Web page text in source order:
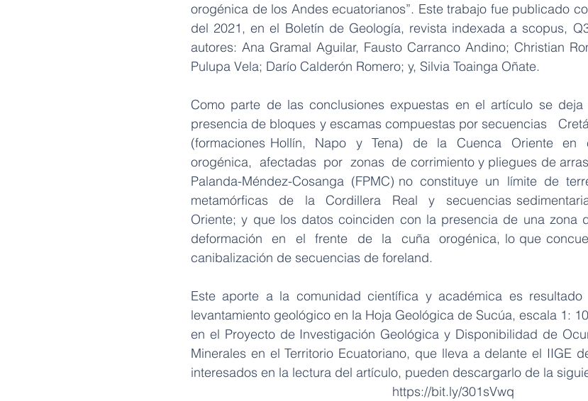
orogénica de los Andes ecuatorianos”. Este trabajo fue publicado
del 2021, en el Boletín de Geología, revista indexada a scopus,
autores: Ana Gramal Aguilar, Fausto Carranco Andino; Christian
Pulupa Vela; Darío Calderón Romero; y, Silvia Toainga Oñate.
Como parte de las conclusiones expuestas en el artículo se
presencia de bloques y escamas compuestas por secuencias
(formaciones Hollín,  Napo  y  Tena)  de  la  Cuenca  Oriente  en
orogénica,  afectadas  por  zonas  de corrimiento y pliegues de
Palanda-Méndez-Cosanga  (FPMC) no  constituye  un  límite  de
metamórficas  de  la  Cordillera  Real  y  secuencias
Oriente; y que los datos coinciden con la presencia de una zona
deformación  en  el  frente  de  la  cuña  orogénica, lo que
canibalización de secuencias de foreland.
Este aporte a la comunidad científica y académica es
levantamiento geológico en la Hoja Geológica de Sucúa, escala 1:
en el Proyecto de Investigación Geológica y Disponibilidad de
Minerales en el Territorio Ecuatoriano, que lleva a delante el IIGE
interesados en la lectura del artículo, pueden descargarlo de la
https://bit.ly/301sVwq